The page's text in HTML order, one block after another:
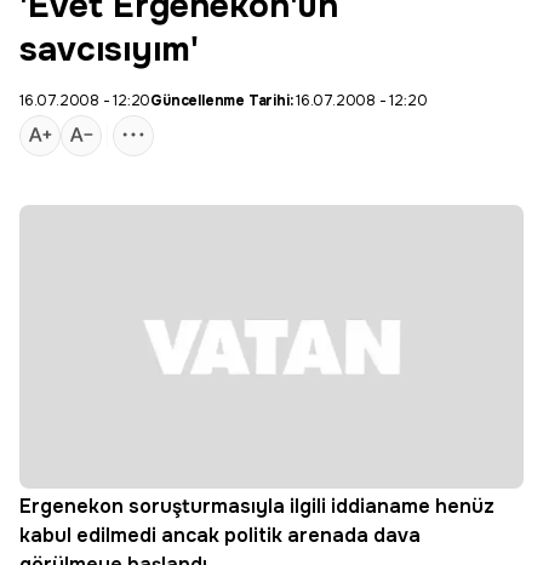
savcısıyım'
16.07.2008 - 12:20Güncellenme Tarihi:16.07.2008 - 12:20
Ergenekon soruşturmasıyla ilgili iddianame henüz
kabul edilmedi ancak politik arenada dava